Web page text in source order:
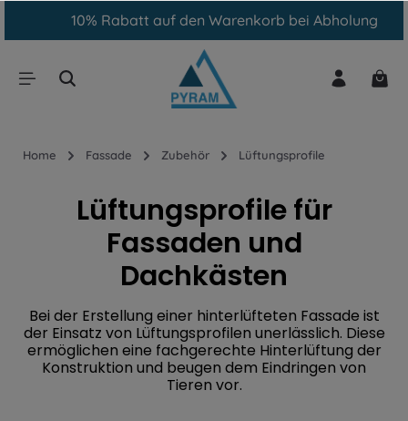
springen
10% Rabatt auf den Warenkorb bei Abholung
Home Fassade Zubehör Lüftungsprofile
Lüftungsprofile für
Fassaden und
Dachkästen
Bei der Erstellung einer hinterlüfteten Fassade ist
der Einsatz von Lüftungsprofilen unerlässlich. Diese
ermöglichen eine fachgerechte Hinterlüftung der
Konstruktion und beugen dem Eindringen von
Tieren vor.